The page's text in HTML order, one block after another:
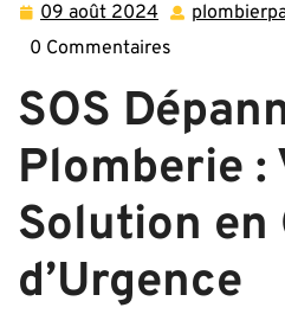
09 août 2024 09
août
0 Commentaires
SOS
Plomberie :
Solution en
d’Urgence